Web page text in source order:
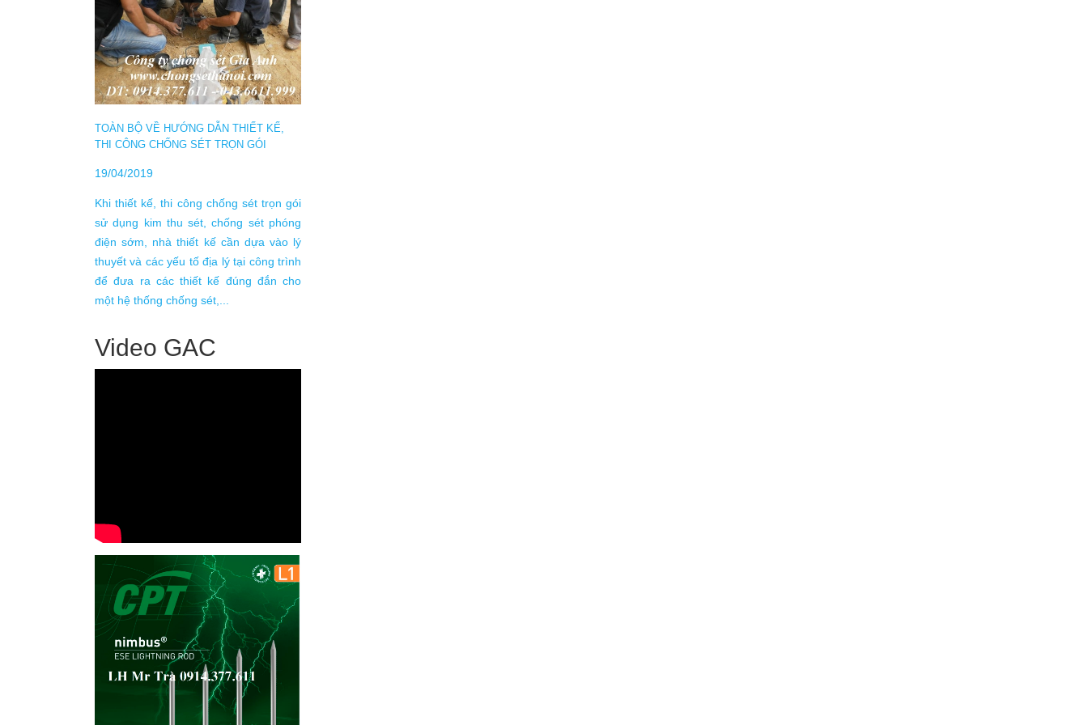
TOÀN BỘ VỀ HƯỚNG DẪN THIẾT KẾ,
THI CÔNG CHỐNG SÉT TRỌN GÓI
19/04/2019
Khi thiết kế, thi công chống sét trọn gói
sử dụng kim thu sét, chống sét phóng
điện sớm, nhà thiết kế cần dựa vào lý
thuyết và các yếu tố địa lý tại công trình
để đưa ra các thiết kế đúng đắn cho
một hệ thống chống sét,...
Video GAC